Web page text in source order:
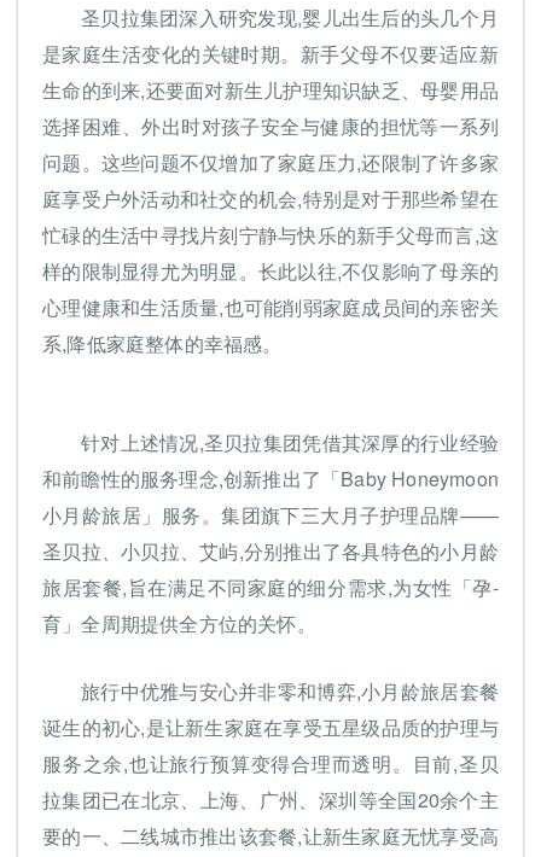
圣贝拉集团深入研究发现,婴儿出生后的头几个月
是家庭生活变化的关键时期。新手父母不仅要适应新
生命的到来,还要面对新生儿护理知识缺乏、母婴用品
选择困难、外出时对孩子安全与健康的担忧等一系列
问题。这些问题不仅增加了家庭压力,还限制了许多家
庭享受户外活动和社交的机会,特别是对于那些希望在
忙碌的生活中寻找片刻宁静与快乐的新手父母而言,这
样的限制显得尤为明显。长此以往,不仅影响了母亲的
心理健康和生活质量,也可能削弱家庭成员间的亲密关
系,降低家庭整体的幸福感。
针对上述情况,圣贝拉集团凭借其深厚的行业经验
和前瞻性的服务理念,创新推出了「Baby Honeymoon
小月龄旅居」服务。集团旗下三大月子护理品牌——
圣贝拉、小贝拉、艾屿,分别推出了各具特色的小月龄
旅居套餐,旨在满足不同家庭的细分需求,为女性「孕-
育」全周期提供全方位的关怀。
旅行中优雅与安心并非零和博弈,小月龄旅居套餐
诞生的初心,是让新生家庭在享受五星级品质的护理与
服务之余,也让旅行预算变得合理而透明。目前,圣贝
拉集团已在北京、上海、广州、深圳等全国20余个主
要的一、二线城市推出该套餐,让新生家庭无忧享受高